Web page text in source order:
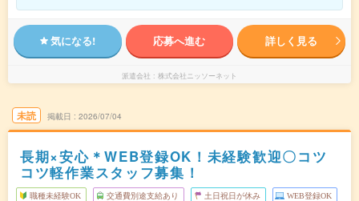
気になる! 応募へ進む 詳しく見る
派遣会社 株式会社ニッソーネット
未読 掲載日 2026/07/04
長期×安心＊WEB登録OK！未経験歓迎〇コツ
コツ軽作業スタッフ募集！
職種未経験OK 交通費別途支給あり 土日祝日が休み WEB登録OK